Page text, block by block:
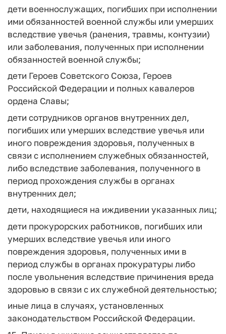
дети военнослужащих, погибших при исполнении
ими обязанностей военной службы или умерших
вследствие увечья (ранения, травмы, контузии)
или заболевания, полученных при исполнении
обязанностей военной службы;
дети Героев Советского Союза, Героев
Российской Федерации и полных кавалеров
ордена Славы;
дети сотрудников органов внутренних дел,
погибших или умерших вследствие увечья или
иного повреждения здоровья, полученных в
связи с исполнением служебных обязанностей,
либо вследствие заболевания, полученного в
период прохождения службы в органах
внутренних дел;
дети, находящиеся на иждивении указанных лиц;
дети прокурорских работников, погибших или
умерших вследствие увечья или иного
повреждения здоровья, полученных ими в
период службы в органах прокуратуры либо
после увольнения вследствие причинения вреда
здоровью в связи с их служебной деятельностью;
иные лица в случаях, установленных
законодательством Российской Федерации.